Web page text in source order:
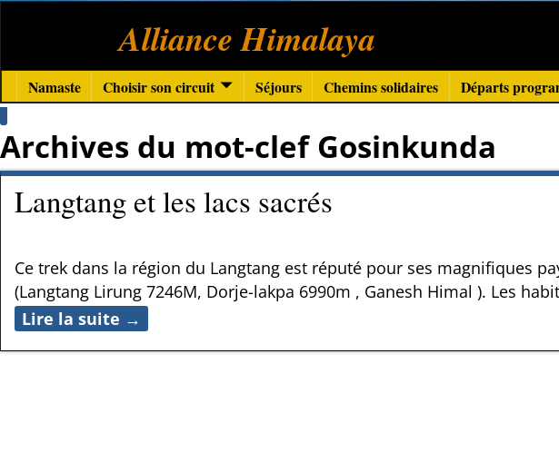
Alliance Himalaya
Namaste Choisir son circuit Séjours Chemins solidaires Départs
Archives du mot-clef Gosinkunda
Langtang et les lacs sacrés
Ce trek dans la région du Langtang est réputé pour ses magnifiques
(Langtang Lirung 7246M, Dorje-lakpa 6990m , Ganesh Himal ). Les
Lire la suite →